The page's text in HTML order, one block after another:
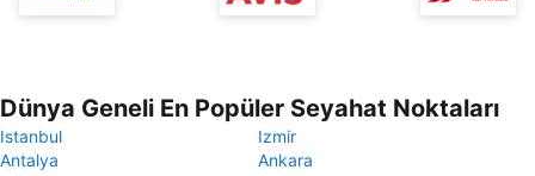
Dünya Geneli En Popüler Seyahat Noktaları
Istanbul
Izmir
Antalya
Ankara